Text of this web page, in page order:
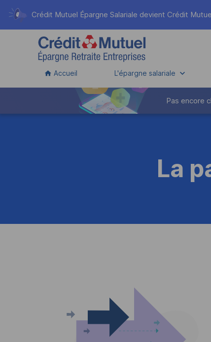
Crédit Mutuel Épargne Salariale devient Crédit
Accueil L'épargne salariale
Pas encore
La